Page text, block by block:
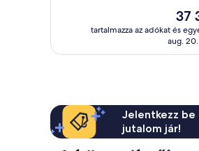
Az
ár
37
37
tartalmazza az adókat és
aug. 20.
Jelentkezz
jutalom jár!